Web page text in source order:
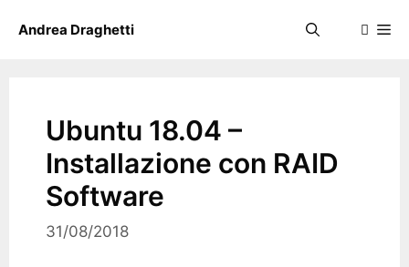
Andrea Draghetti
Ubuntu 18.04 –
Installazione con RAID
Software
31/08/2018